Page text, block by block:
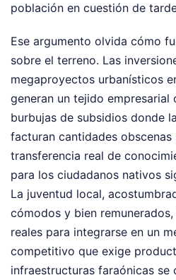
población en cuestión de
Ese argumento olvida cómo
sobre el terreno. Las
megaproyectos urbanísticos
generan un tejido empresarial
burbujas de subsidios donde
facturan cantidades obscenas
transferencia real de
para los ciudadanos nativos
La juventud local,
cómodos y bien
reales para integrarse en un
competitivo que exige
infraestructuras faraónicas se